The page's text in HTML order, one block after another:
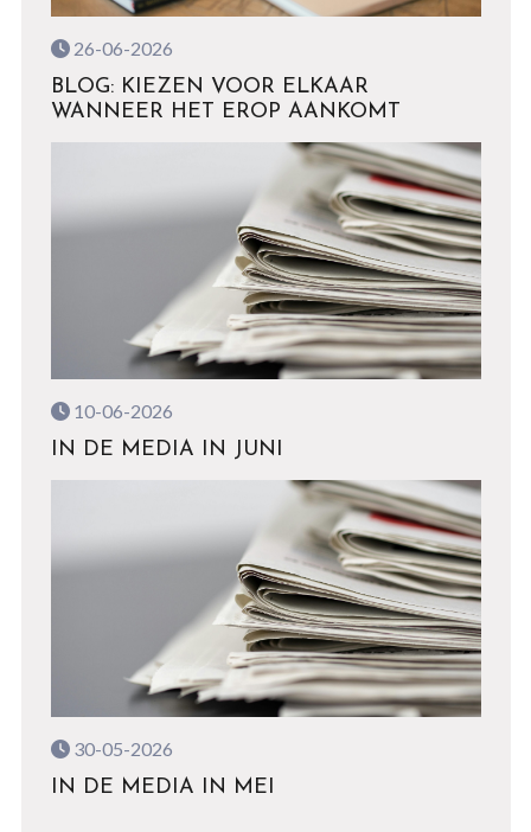
26-06-2026
BLOG: KIEZEN VOOR ELKAAR
WANNEER HET EROP AANKOMT
10-06-2026
IN DE MEDIA IN JUNI
30-05-2026
IN DE MEDIA IN MEI